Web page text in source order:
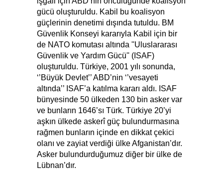
gücü oluşturuldu. Kabil bu koalisyon
güçlerinin denetimi dışında tutuldu. BM
Güvenlik Konseyi kararıyla Kabil için bir
de NATO komutası altında ''Uluslararası
Güvenlik ve Yardım Gücü'' (ISAF)
oluşturuldu. Türkiye, 2001 yılı sonunda,
‘’Büyük Devlet’’ ABD’nin ‘’vesayeti
altında’’ ISAF’a katılma kararı aldı. ISAF
bünyesinde 50 ülkeden 130 bin asker var
ve bunların 1646’sı Türk. Türkiye 20’yi
aşkın ülkede askerî güç bulundurmasına
rağmen bunların içinde en dikkat çekici
olanı ve zayiat verdiği ülke Afganistan’dır.
Asker bulundurduğumuz diğer bir ülke de
Lübnan’dır.